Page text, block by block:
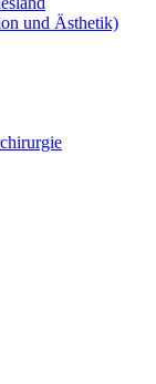
und Ästhetik)